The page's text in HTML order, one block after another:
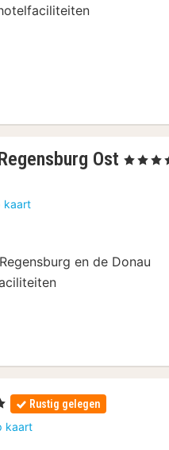
Ost 1
, 4 Sterren
kaart
en de Donau
Rustig gelegen
kaart